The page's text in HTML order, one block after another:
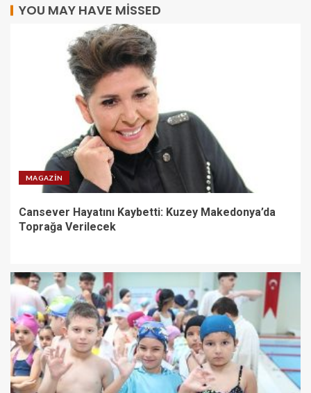
YOU MAY HAVE MISSED
MAGAZIN
Cansever Hayatını Kaybetti: Kuzey Makedonya’da
Toprağa Verilecek